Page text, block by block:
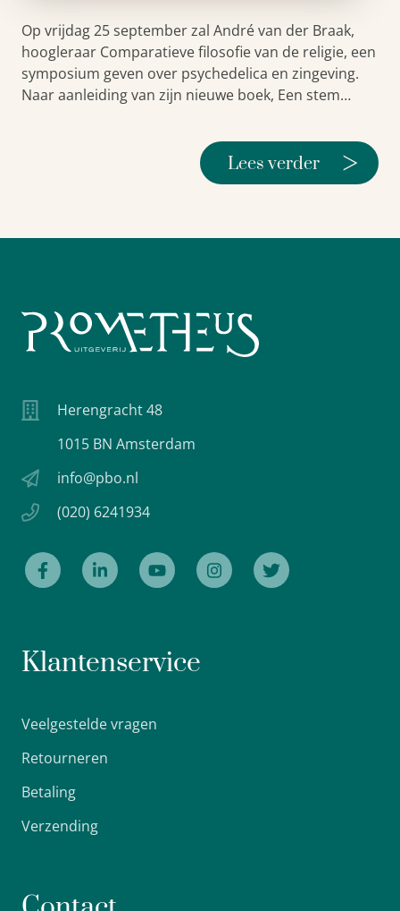
Op vrijdag 25 september zal André van der Braak,
hoogleraar Comparatieve filosofie van de religie, een
symposium geven over psychedelica en zingeving.
Naar aanleiding van zijn nieuwe boek, Een stem…
Lees verder >
Herengracht 48
1015 BN Amsterdam
info@pbo.nl
(020) 6241934
Klantenservice
Veelgestelde vragen
Retourneren
Betaling
Verzending